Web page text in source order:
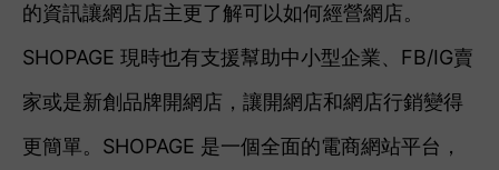
的資訊讓網店店主更了解可以如何經營網店。
SHOPAGE 現時也有支援幫助中小型企業、FB/IG賣
家或是新創品牌開網店，讓開網店和網店行銷變得
更簡單。SHOPAGE 是一個全面的電商網站平台，